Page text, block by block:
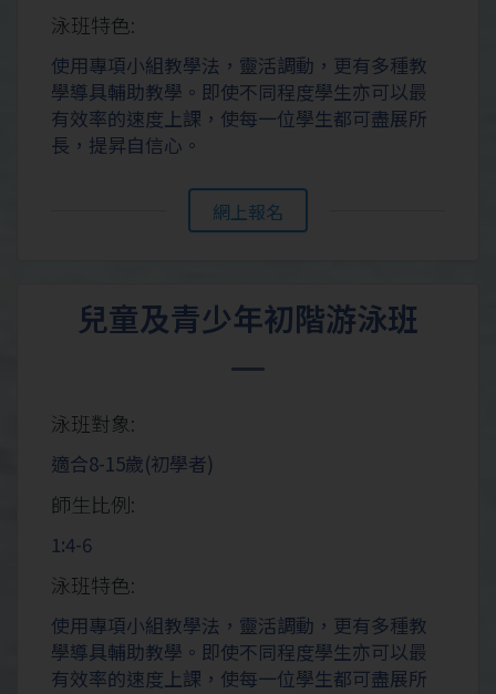
泳班特色:
使用專項小組教學法，靈活調動，更有多種教
學導具輔助教學。即使不同程度學生亦可以最
有效率的速度上課，使每一位學生都可盡展所
長，提昇自信心。
網上報名
兒童及青少年初階游泳班
泳班對象:
適合8-15歲(初學者)
師生比例:
1:4-6
泳班特色:
使用專項小組教學法，靈活調動，更有多種教
學導具輔助教學。即使不同程度學生亦可以最
有效率的速度上課，使每一位學生都可盡展所